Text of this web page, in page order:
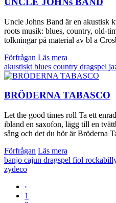
Uncle Johns Band är en akustisk
roots musik: blues, country, old-
tolkningar på material av bl a
Förfrågan Läs mera
akustiskt blues country dragspel
BRÖDERNA TABASCO
Let the good times roll Ta ett
ibland en saxofon, lägg till en
sång och det du hör är Bröderna
Förfrågan Läs mera
banjo cajun dragspel fiol
zydeco
‹
1